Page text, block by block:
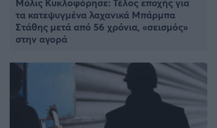
τα κατεψυγμένα λαχανικά Μπάρμπα
Στάθης μετά από 56 χρόνια, «σεισμός»
στην αγορά